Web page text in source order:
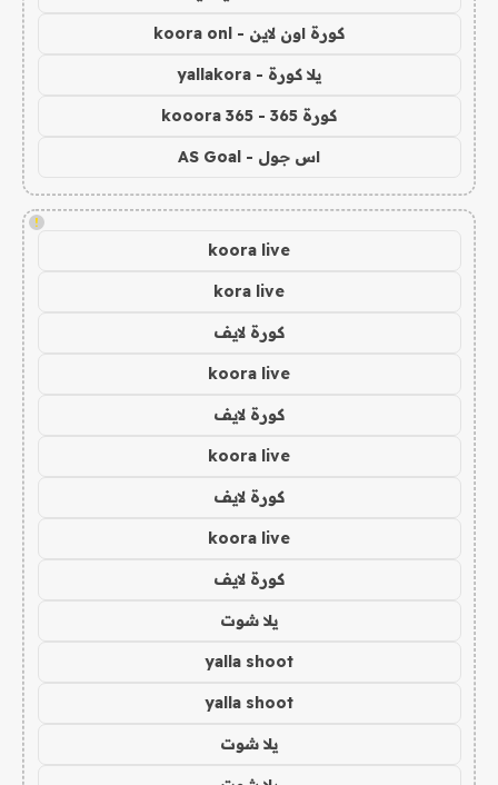
كورة اون لاين - koora onl
يلا كورة - yallakora
كورة 365 - kooora 365
اس جول - AS Goal
!
koora live
kora live
كورة لايف
koora live
كورة لايف
koora live
كورة لايف
koora live
كورة لايف
يلا شوت
yalla shoot
yalla shoot
يلا شوت